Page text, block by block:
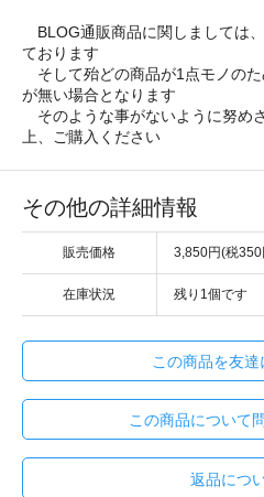
BLOG通販商品に関しましては
ております
そして殆どの商品が1点モノの
が無い場合となります
そのような事がないように努め
上、ご購入ください
その他の詳細情報
販売価格 3,850円(税350
在庫状況 残り1個です
この商品を友達
この商品について
返品につ